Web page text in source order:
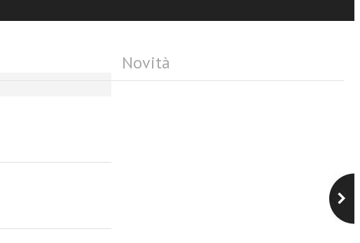
Novità